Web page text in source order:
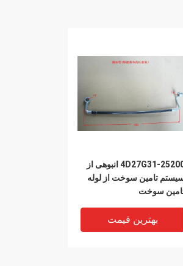
4D27G31-25200 انبوهی از
تامین سوخت از لوله
سوخت
بهترین قیمت